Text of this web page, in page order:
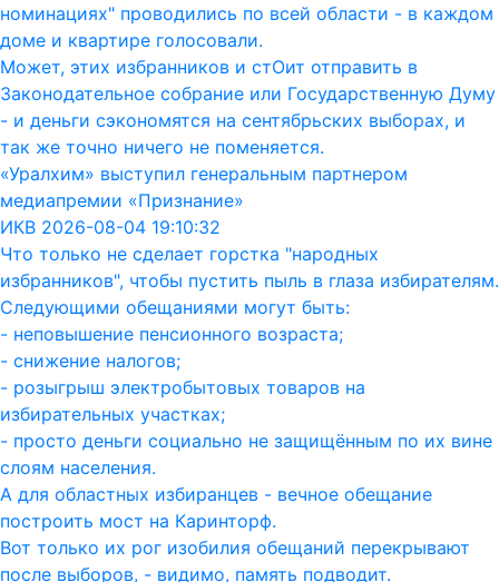
номинациях" проводились по всей области - в каждом
доме и квартире голосовали.
Может, этих избранников и стОит отправить в
Законодательное собрание или Государственную Думу
- и деньги сэкономятся на сентябрьских выборах, и
так же точно ничего не поменяется.
«Уралхим» выступил генеральным партнером
медиапремии «Признание»
ИКВ 2026-08-04 19:10:32
Что только не сделает горстка "народных
избранников", чтобы пустить пыль в глаза избирателям.
Следующими обещаниями могут быть:
- неповышение пенсионного возраста;
- снижение налогов;
- розыгрыш электробытовых товаров на
избирательных участках;
- просто деньги социально не защищённым по их вине
слоям населения.
А для областных избиранцев - вечное обещание
построить мост на Каринторф.
Вот только их рог изобилия обещаний перекрывают
после выборов, - видимо, память подводит.